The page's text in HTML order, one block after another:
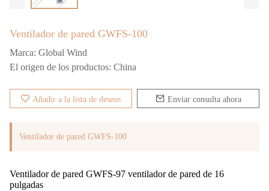
Ventilador de pared GWFS-100
Marca: Global Wind
El origen de los productos: China
Añadir a la lista de deseos Enviar consulta ahora
Ventilador de pared GWFS-100
Ventilador de pared GWFS-97 ventilador de pared de 16
pulgadas